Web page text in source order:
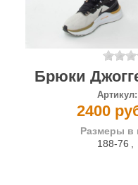
Брюки
Артикул:
2400
Размеры в
188-76